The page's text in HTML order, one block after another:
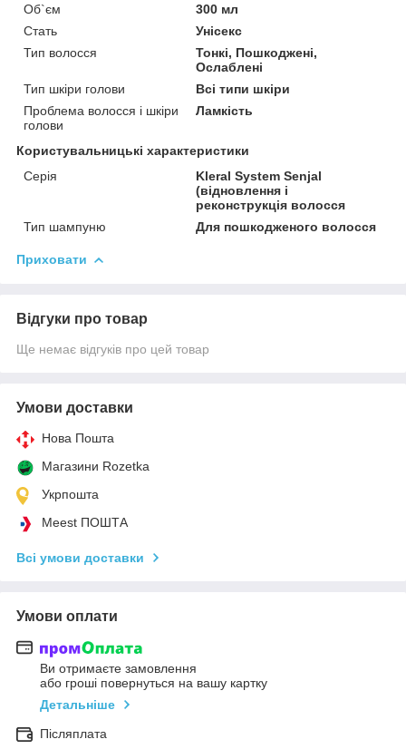
Об`єм
300 мл
Стать
Унісекс
Тип волосся
Тонкі, Пошкоджені,
Ослаблені
Тип шкіри голови
Всі типи шкіри
Проблема волосся і шкіри
голови
Ламкість
Користувальницькі характеристики
Серія
Kleral System Senjal
(відновлення і
реконструкція волосся
Тип шампуню
Для пошкодженого волосся
Приховати
Відгуки про товар
Ще немає відгуків про цей товар
Умови доставки
Нова Пошта
Магазини Rozetka
Укрпошта
Meest ПОШТА
Всі умови доставки
Умови оплати
Ви отримаєте замовлення
або гроші повернуться на вашу картку
Детальніше
Післяплата